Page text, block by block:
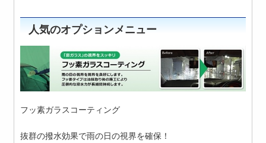
人気のオプションメニュー
フッ素ガラスコーティング
抜群の撥水効果で雨の日の視界を確保！